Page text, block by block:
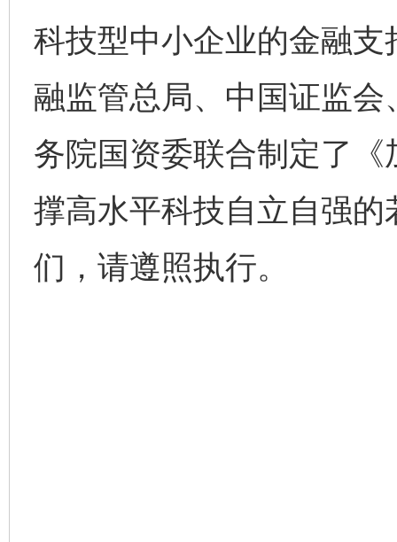
科技型中小企业的金融
融监管总局、中国证监
务院国资委联合制定了
撑高水平科技自立自强
们，请遵照执行。